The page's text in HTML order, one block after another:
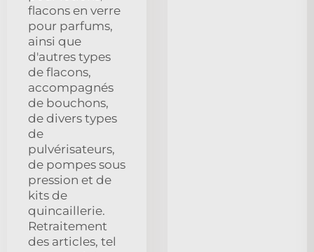
flacons en verre
pour parfums,
ainsi que
d'autres types
de flacons,
accompagnés
de bouchons,
de divers types
de
pulvérisateurs,
de pompes sous
pression et de
kits de
quincaillerie.
Retraitement
des articles, tel